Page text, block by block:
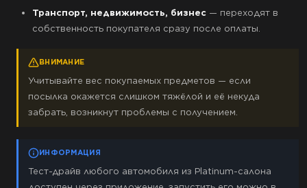
Транспорт, недвижимость, бизнес— переходят в
собственность покупателя сразу после оплаты.
ВНИМАНИЕ
Учитывайте вес покупаемых предметов — если
посылка окажется слишком тяжёлой и её некуда
забрать, возникнут проблемы с получением.
ИНФОРМАЦИЯ
Тест-драйв любого автомобиля из Platinum-салона